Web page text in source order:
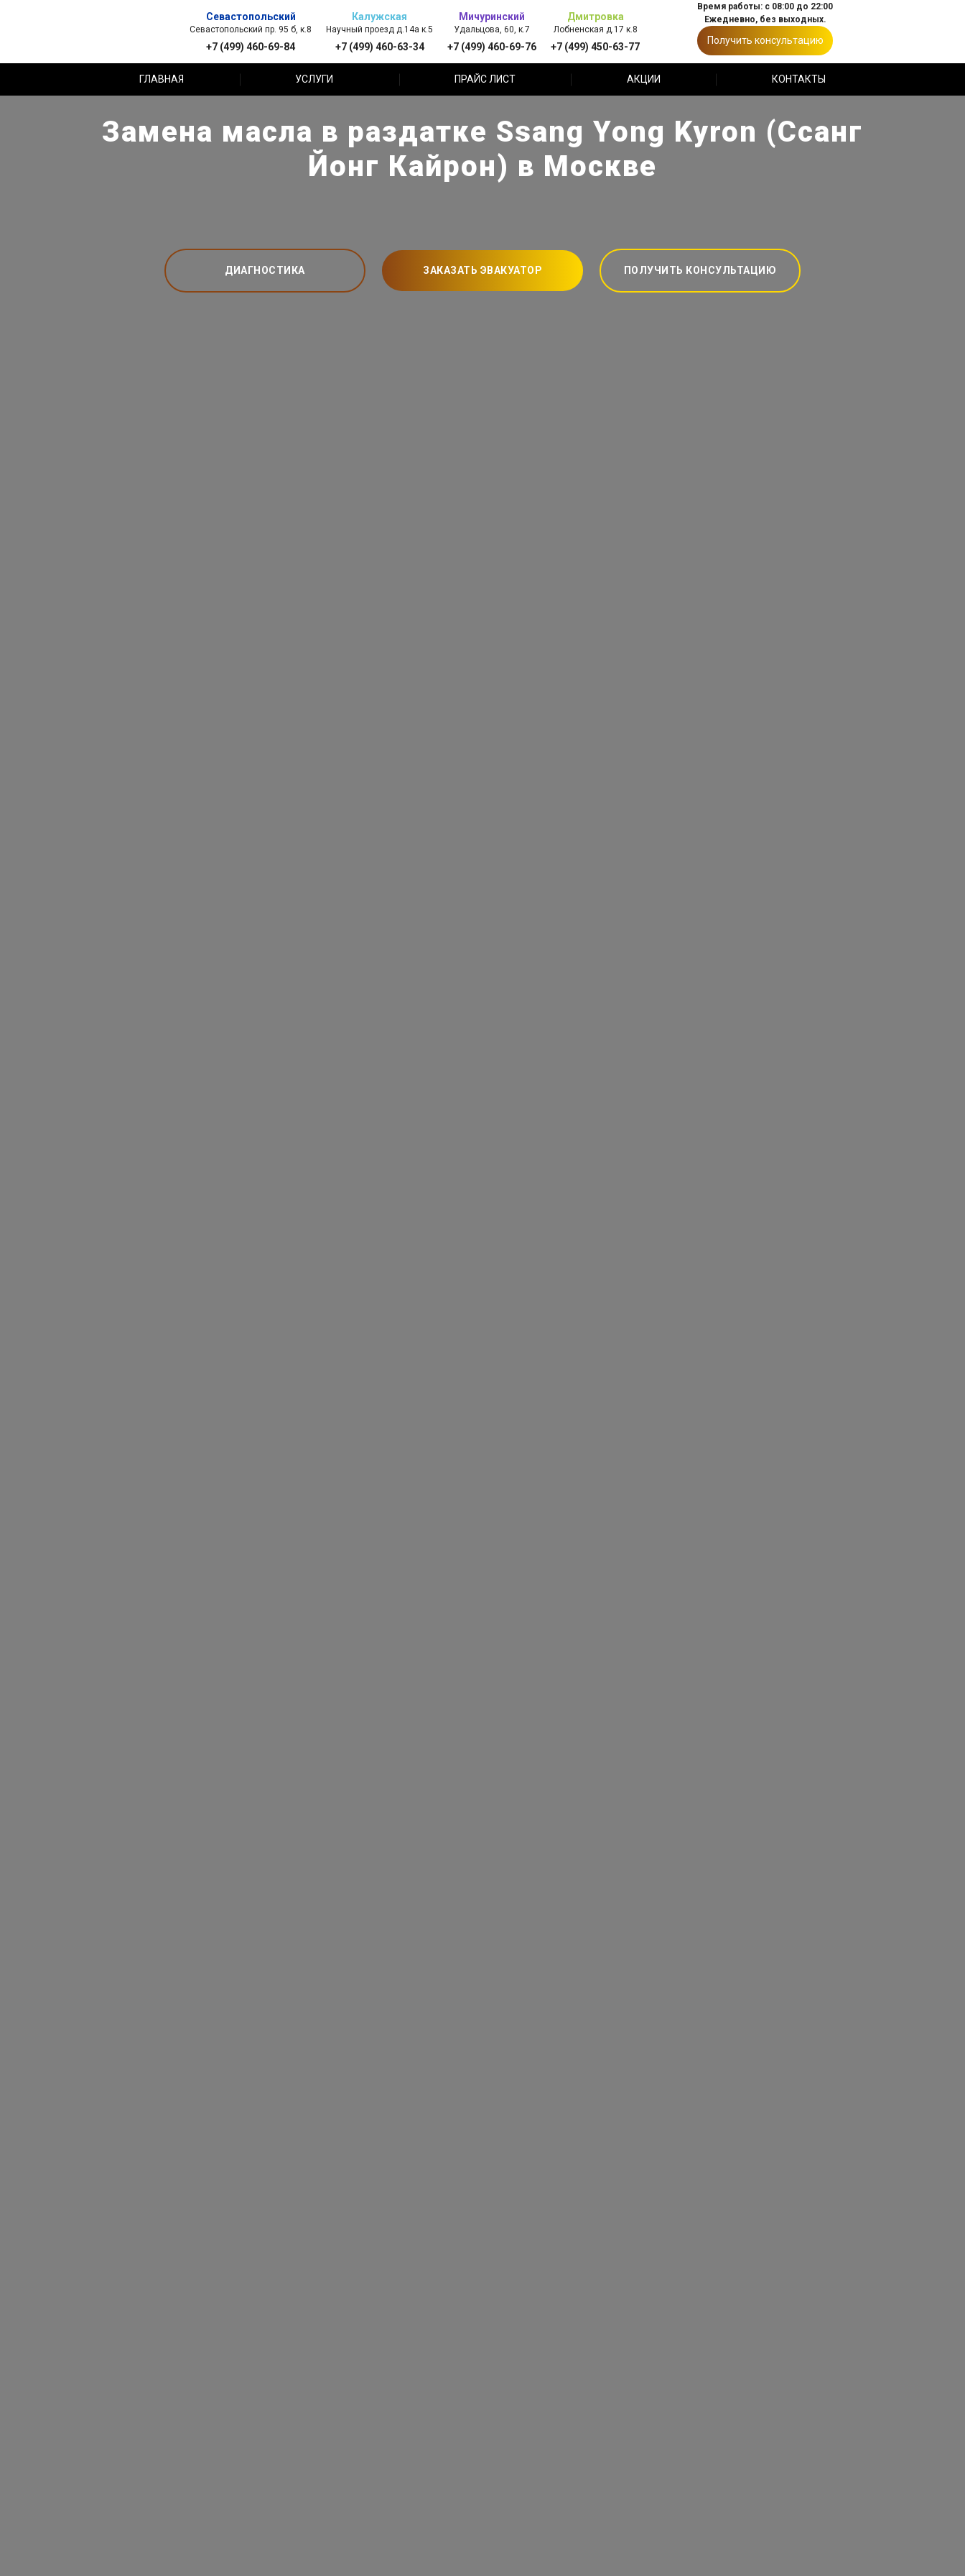
Севастопольский
Севастопольский пр. 95 б, к.8
+7 (499) 460-69-84
Калужская
Научный проезд д.14а к.5
+7 (499) 460-63-34
Мичуринский
Удальцова, 60, к.7
+7 (499) 460-69-76
Дмитровка
Лобненская д.17 к.8
+7 (499) 450-63-77
Время работы: с 08:00 до 22:00
Ежедневно, без выходных.
Получить консультацию
ГЛАВНАЯ УСЛУГИ ПРАЙС ЛИСТ АКЦИИ КОНТАКТЫ
Замена масла в раздатке Ssang Yong Kyron (Ссанг
Йонг Кайрон) в Москве
ДИАГНОСТИКА ЗАКАЗАТЬ ЭВАКУАТОР ПОЛУЧИТЬ КОНСУЛЬТАЦИЮ